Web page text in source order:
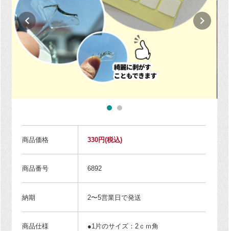
商品価格 330円(税込)
商品番号 6892
納期 2〜5営業日で発送
商品仕様
●1片のサイズ：2ｃｍ角